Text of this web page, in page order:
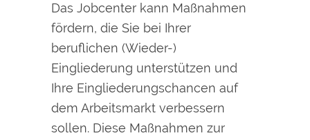
Das Jobcenter kann Maßnahmen
fördern, die Sie bei Ihrer
beruflichen (Wieder-)
Eingliederung unterstützen und
Ihre Eingliederungschancen auf
dem Arbeitsmarkt verbessern
sollen. Diese Maßnahmen zur